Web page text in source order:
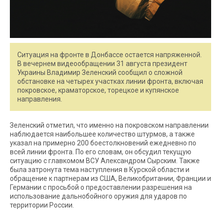
Ситуация на фронте в Донбассе остается напряженной.
В вечернем видеообращении 31 августа президент
Украины Владимир Зеленский сообщил о сложной
обстановке на четырех участках линии фронта, включая
покровское, краматорское, торецкое и купянское
направления.
Зеленский отметил, что именно на покровском направлении
наблюдается наибольшее количество штурмов, а также
указал на примерно 200 боестолкновений ежедневно по
всей линии фронта. По его словам, он обсудил текущую
ситуацию с главкомом ВСУ Александром Сырским. Также
была затронута тема наступления в Курской области и
обращение к партнерам из США, Великобритании, Франции и
Германии с просьбой о предоставлении разрешения на
использование дальнобойного оружия для ударов по
территории России.